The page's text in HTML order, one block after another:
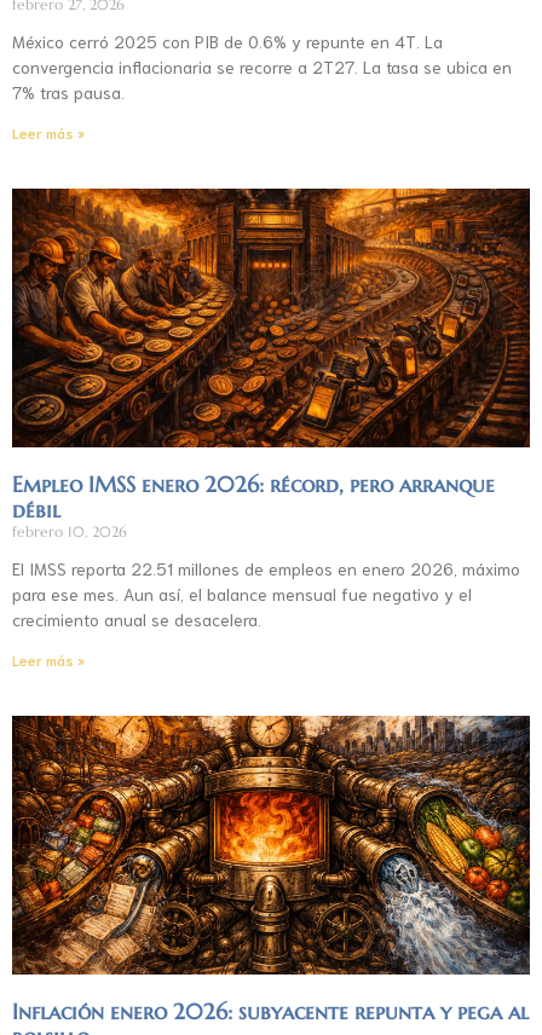
febrero 27, 2026
México cerró 2025 con PIB de 0.6% y repunte en 4T. La
convergencia inflacionaria se recorre a 2T27. La tasa se ubica en
7% tras pausa.
Leer más »
Empleo IMSS enero 2026: récord, pero arranque
débil
febrero 10, 2026
El IMSS reporta 22.51 millones de empleos en enero 2026, máximo
para ese mes. Aun así, el balance mensual fue negativo y el
crecimiento anual se desacelera.
Leer más »
Inflación enero 2026: subyacente repunta y pega al